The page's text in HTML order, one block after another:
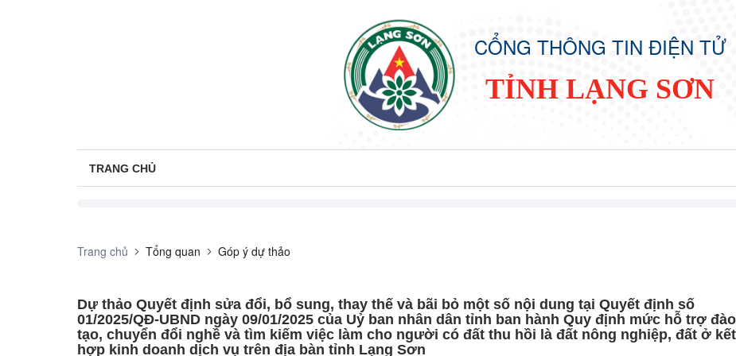
CỔNG THÔNG TIN ĐIỆN TỬ
TỈNH LẠNG SƠN
TRANG CHỦ
Trang chủ Tổng quan Góp ý dự thảo
Dự thảo Quyết định sửa đổi, bổ sung, thay thế và bãi bỏ một số nội dung tại Quyết định số
01/2025/QĐ-UBND ngày 09/01/2025 của Uỷ ban nhân dân tỉnh ban hành Quy định mức hỗ trợ đào
tạo, chuyển đổi nghề và tìm kiếm việc làm cho người có đất thu hồi là đất nông nghiệp, đất ở kết
hợp kinh doanh dịch vụ trên địa bàn tỉnh Lạng Sơn